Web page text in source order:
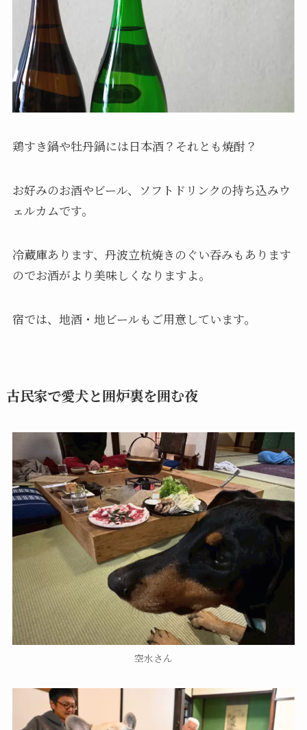
鶏すき鍋や牡丹鍋には日本酒？それとも焼酎？
お好みのお酒やビール、ソフトドリンクの持ち込みウ
ェルカムです。
冷蔵庫あります、丹波立杭焼きのぐい吞みもあります
のでお酒がより美味しくなりますよ。
宿では、地酒・地ビールもご用意しています。
古民家で愛犬と囲炉裏を囲む夜
空水さん